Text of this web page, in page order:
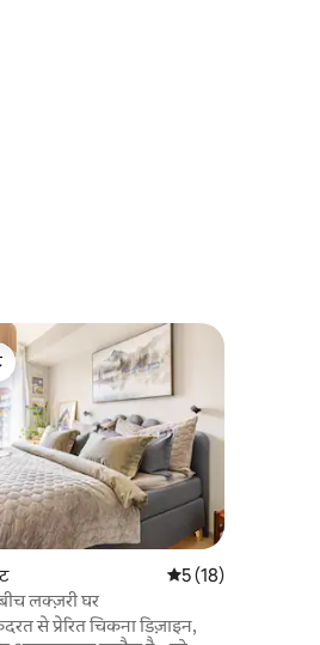
औसत रेटिंग 5 में से 5,
5 (18)
लक्ज़री घर
से प्रेरित चिकना डिज़ाइन,